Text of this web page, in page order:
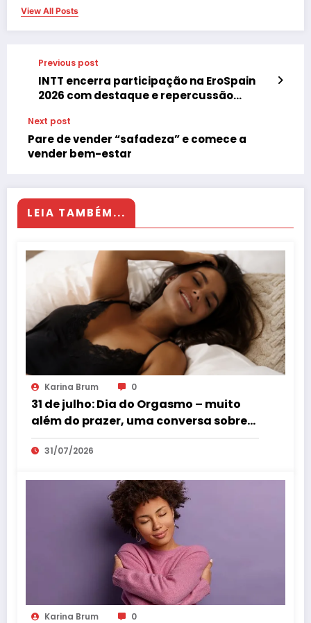
View All Posts
Previous post
INTT encerra participação na EroSpain
2026 com destaque e repercussão
Next post
Pare de vender “safadeza” e comece a
vender bem-estar
LEIA TAMBÉM...
Karina Brum 0
31 de julho: Dia do Orgasmo – muito
além do prazer, uma conversa sobre
saúde feminina
31/07/2026
Karina Brum 0